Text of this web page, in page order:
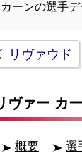
ーンの選手デ
リヴァウド
ヴァー カ
概要 選